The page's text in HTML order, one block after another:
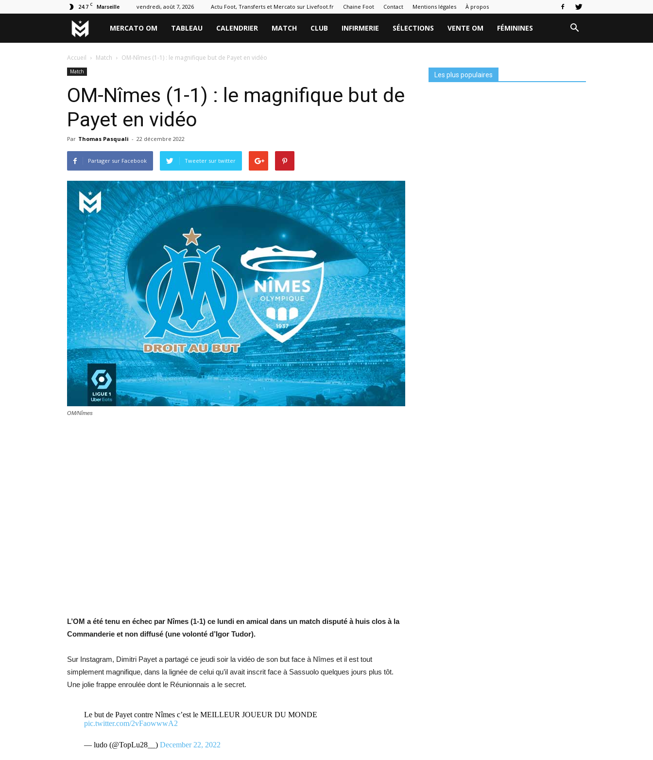
24.7 C Marseille vendredi, août 7, 2026 Actu Foot, Transferts et Mercato sur Livefoot.fr Chaine Foot Contact Mentions légales À propos
Marseille
Mercato
MERCATO OM TABLEAU CALENDRIER MATCH CLUB INFIRMERIE SÉLECTIONS VENTE OM FÉMININES
Accueil Match OM-Nîmes (1-1) : le magnifique but de Payet en vidéo
Match
OM-Nîmes (1-1) : le magnifique but de
Payet en vidéo
Par Thomas Pasquali - 22 décembre 2022
Partager sur Facebook Tweeter sur twitter
OM/Nîmes
L’OM a été tenu en échec par Nîmes (1-1) ce lundi en amical dans un match disputé à huis clos à la
Commanderie et non diffusé (une volonté d’Igor Tudor).
Sur Instagram, Dimitri Payet a partagé ce jeudi soir la vidéo de son but face à Nîmes et il est tout
simplement magnifique, dans la lignée de celui qu’il avait inscrit face à Sassuolo quelques jours plus tôt.
Une jolie frappe enroulée dont le Réunionnais a le secret.
Le but de Payet contre Nîmes c’est le MEILLEUR JOUEUR DU MONDE
pic.twitter.com/2vFaowwwA2
— ludo (@TopLu28__) December 22, 2022
Les plus populaires